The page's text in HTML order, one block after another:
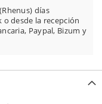
días
desde la recepción
Paypal, Bizum y